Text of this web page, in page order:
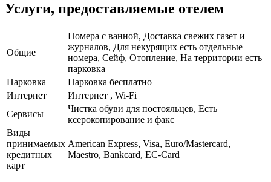
Услуги, предоставляемые отелем
Общие
Номера с ванной, Доставка свежих газет и
журналов, Для некурящих есть отдельные
номера, Сейф, Отопление, На территории есть
парковка
Парковка
Парковка бесплатно
Интернет
Интернет , Wi-Fi
Сервисы
Чистка обуви для постояльцев, Есть
ксерокопирование и факс
Виды
принимаемых
кредитных
карт
American Express, Visa, Euro/Mastercard,
Maestro, Bankcard, EC-Card